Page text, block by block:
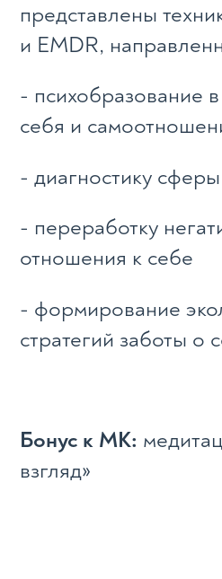
представлены
и EMDR,
- психобразование
себя и
- диагностику
- переработку
отношения к себе
- формирование
стратегий заботы о
Бонус к МК:
взгляд»